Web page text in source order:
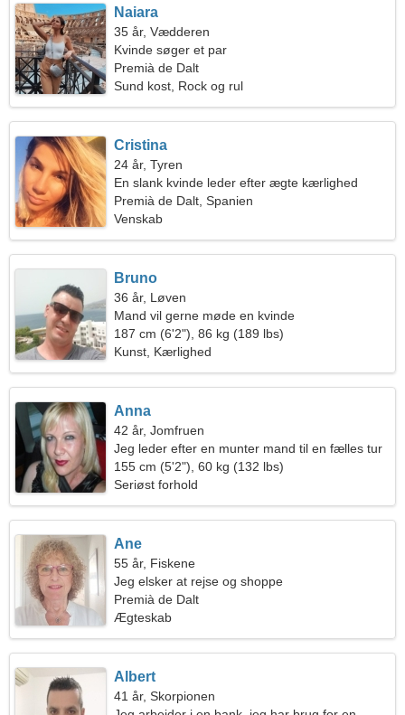
Naiara
35 år, Vædderen
Kvinde søger et par
Premià de Dalt
Sund kost, Rock og rul
Cristina
24 år, Tyren
En slank kvinde leder efter ægte kærlighed
Premià de Dalt, Spanien
Venskab
Bruno
36 år, Løven
Mand vil gerne møde en kvinde
187 cm (6'2"), 86 kg (189 lbs)
Kunst, Kærlighed
Anna
42 år, Jomfruen
Jeg leder efter en munter mand til en fælles tur
155 cm (5'2"), 60 kg (132 lbs)
Seriøst forhold
Ane
55 år, Fiskene
Jeg elsker at rejse og shoppe
Premià de Dalt
Ægteskab
Albert
41 år, Skorpionen